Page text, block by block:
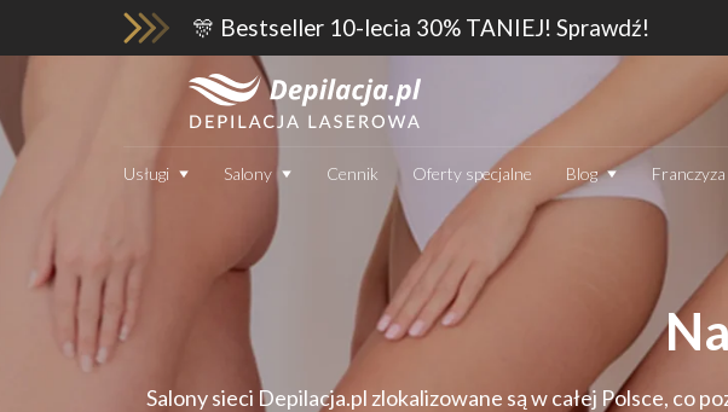
🎊 Bestseller 10-lecia 30% TANIEJ! Sprawdź!
Usługi Salony Cennik Oferty specjalne Blog Franczyza
Salony sieci Depilacja.pl zlokalizowane są w całej Polsce, co